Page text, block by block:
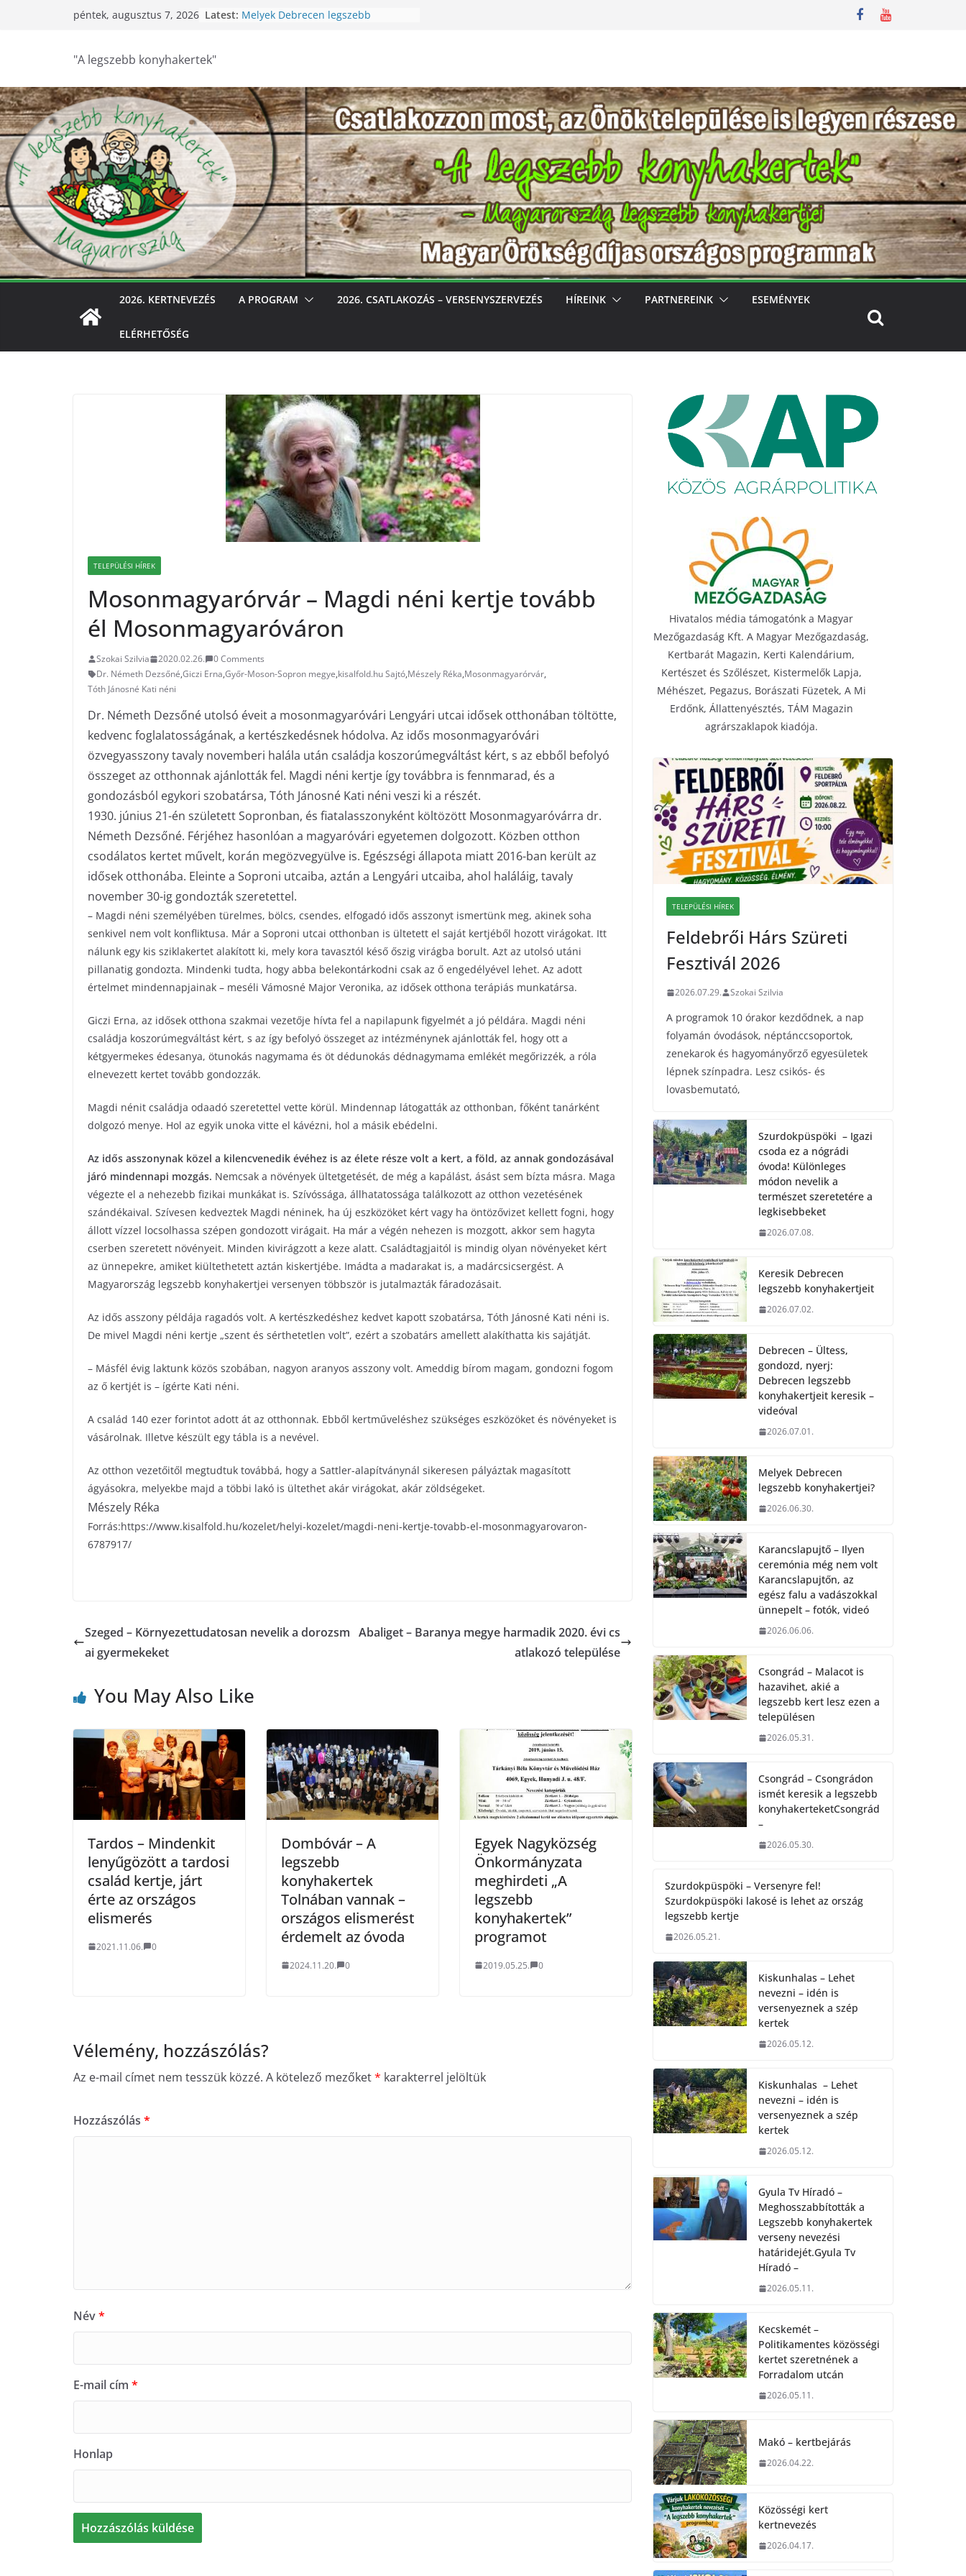
péntek, augusztus 7, 2026 Latest: Melyek Debrecen legszebb
nógrádi óvoda! Különleges módon
nevelik a természet szeretetére a
legkisebbeket
Keresik Debrecen legszebb
konyhakertjeit
Debrecen – Ültess, gondozd, nyerj:
Debrecen legszebb konyhakertjeit
keresik – videóval
"A legszebb konyhakertek"
2026. KERTNEVEZÉS A PROGRAM 2026. CSATLAKOZÁS – VERSENYSZERVEZÉS HÍREINK PARTNEREINK ESEMÉNYEK
ELÉRHETŐSÉG
TELEPÜLÉSI HÍREK
Mosonmagyarórvár – Magdi néni kertje tovább
él Mosonmagyaróváron
Szokai Szilvia 2020.02.26.
0 Comments
Dr. Németh Dezsőné,Giczi Erna,Győr-Moson-Sopron megye,kisalfold.hu Sajtó,Mészely Réka,Mosonmagyarórvár,
Tóth Jánosné Kati néni
Dr. Németh Dezsőné utolsó éveit a mosonmagyaróvári Lengyári utcai idősek otthonában töltötte,
kedvenc foglalatosságának, a kertészkedésnek hódolva. Az idős mosonmagyar­óvári
özvegyasszony tavaly novemberi halála után családja koszorúmegváltást kért, s az ebből befolyó
összeget az otthonnak ajánlották fel. Magdi néni kertje így továbbra is fennmarad, és a
gondozásból egykori szobatársa, Tóth Jánosné Kati néni veszi ki a részét.
1930. június 21-én született Sopronban, és fiatalasszonyként költözött Mosonmagyar­óvárra dr.
Németh Dezsőné. Férjéhez hasonlóan a magyar­óvári egyetemen dolgozott. Közben otthon
csodálatos kertet művelt, korán megözvegyülve is. Egészségi állapota miatt 2016-ban került az
idősek otthonába. Eleinte a Soproni utcaiba, aztán a Lengyári utcaiba, ahol haláláig, tavaly
november 30-ig gondozták szeretettel.
– Magdi néni személyében türelmes, bölcs, csendes, elfogadó idős asszonyt ismertünk meg, akinek soha
senkivel nem volt konfliktusa. Már a Soproni utcai otthonban is ültetett el saját kertjéből hozott virágokat. Itt
nálunk egy kis sziklakertet alakított ki, mely kora tavasztól késő őszig virágba borult. Azt az utolsó utáni
pillanatig gondozta. Mindenki tudta, hogy abba belekontárkodni csak az ő engedélyével lehet. Az adott
értelmet mindennapjainak – meséli Vámosné Major Veronika, az idősek otthona terápiás munkatársa.
Giczi Erna, az idősek otthona szakmai vezetője hívta fel a napilapunk figyelmét a jó példára. Magdi néni
családja koszorúmegváltást kért, s az így befolyó összeget az intézménynek ajánlották fel, hogy ott a
kétgyermekes édesanya, öt­­unokás nagymama és öt déd­unokás dédnagymama emlékét megőrizzék, a róla
elnevezett kertet tovább gondozzák.
Magdi nénit családja odaadó szeretettel vette körül. Mindennap látogatták az otthonban, főként tanárként
dolgozó menye. Hol az egyik unoka vitte el kávézni, hol a másik ebédelni.
Az idős asszonynak közel a kilencvenedik évéhez is az élete része volt a kert, a föld, az annak gondozásával
járó mindennapi mozgás. Nemcsak a növények ültetgetését, de még a kapálást, ásást sem bízta másra. Maga
végezte el a nehezebb fizikai munkákat is. Szívóssága, állhatatossága találkozott az otthon vezetésének
szándékaival. Szívesen kedveztek Magdi néninek, ha új eszközöket kért vagy ha öntözővizet kellett fogni, hogy
állott vízzel locsolhassa szépen gondozott virágait. Ha már a végén nehezen is mozgott, akkor sem hagyta
cserben szeretett növényeit. Minden kivirágzott a keze alatt. Családtagjaitól is mindig olyan növényeket kért
az ünnepekre, amiket kiültethetett aztán kiskertjébe. Imádta a madarakat is, a madárcsicsergést. A
Magyarország legszebb konyhakertjei versenyen többször is jutalmazták fáradozásait.
Az idős asszony példája ragadós volt. A kertészkedéshez kedvet kapott szobatársa, Tóth Jánosné Kati néni is.
De mivel Magdi néni kertje „szent és sérthetetlen volt”, ezért a szobatárs amellett alakíthatta kis sajátját.
– Másfél évig laktunk közös szobában, nagyon aranyos asszony volt. Ameddig bírom magam, gondozni fogom
az ő kertjét is – ígérte Kati néni.
A család 140 ezer forintot adott át az otthonnak. Ebből kertműveléshez szükséges eszközöket és növényeket is
vásárolnak. Illetve készült egy tábla is a nevével.
Az otthon vezetőitől megtudtuk továbbá, hogy a Sattler-alapítványnál sikeresen pályáztak magasított
ágyásokra, melyekbe majd a többi lakó is ültethet akár virágokat, akár zöldségeket.
Mészely Réka
Forrás:https://www.kisalfold.hu/kozelet/helyi-kozelet/magdi-neni-kertje-tovabb-el-mosonmagyarovaron-
6787917/
Szeged – Környezettudatosan nevelik a dorozsm
ai gyermekeket
Abaliget – Baranya megye harmadik 2020. évi cs
atlakozó települése
You May Also Like
Tardos – Mindenkit
lenyűgözött a tardosi
család kertje, járt
érte az országos
elismerés
2021.11.06. 0
Dombóvár – A
legszebb
konyhakertek
Tolnában vannak –
országos elismerést
érdemelt az óvoda
2024.11.20. 0
Egyek Nagyközség
Önkormányzata
meghirdeti „A
legszebb
konyhakertek”
programot
2019.05.25. 0
Vélemény, hozzászólás?
Az e-mail címet nem tesszük közzé. A kötelező mezőket* karakterrel jelöltük
Hozzászólás *
Név*
E-mail cím *
Honlap
Hivatalos média támogatónk a Magyar
Mezőgazdaság Kft. A Magyar Mezőgazdaság,
Kertbarát Magazin, Kerti Kalendárium,
Kertészet és Szőlészet, Kistermelők Lapja,
Méhészet, Pegazus, Borászati Füzetek, A Mi
Erdőnk, Állattenyésztés, TÁM Magazin
agrárszaklapok kiadója.
TELEPÜLÉSI HÍREK
Feldebrői Hárs Szüreti
Fesztivál 2026
2026.07.29. Szokai Szilvia
A programok 10 órakor kezdődnek, a nap
folyamán óvodások, néptánccsoportok,
zenekarok és hagyományőrző egyesületek
lépnek színpadra. Lesz csikós- és
lovasbemutató,
Szurdokpüspöki – Igazi
csoda ez a nógrádi
óvoda! Különleges
módon nevelik a
természet szeretetére a
legkisebbeket
2026.07.08.
Keresik Debrecen
legszebb konyhakertjeit
2026.07.02.
Debrecen – Ültess,
gondozd, nyerj:
Debrecen legszebb
konyhakertjeit keresik –
videóval
2026.07.01.
Melyek Debrecen
legszebb konyhakertjei?
2026.06.30.
Karancslapujtő – Ilyen
ceremónia még nem volt
Karancslapujtőn, az
egész falu a vadászokkal
ünnepelt – fotók, videó
2026.06.06.
Csongrád – Malacot is
hazavihet, akié a
legszebb kert lesz ezen a
településen
2026.05.31.
Csongrád – Csongrádon
ismét keresik a legszebb
konyhakerteketCsongrád
–
2026.05.30.
Szurdokpüspöki – Versenyre fel!
Szurdokpüspöki lakosé is lehet az ország
legszebb kertje
2026.05.21.
Kiskunhalas – Lehet
nevezni – idén is
versenyeznek a szép
kertek
2026.05.12.
Kiskunhalas – Lehet
nevezni – idén is
versenyeznek a szép
kertek
2026.05.12.
Gyula Tv Híradó –
Meghosszabbították a
Legszebb konyhakertek
verseny nevezési
határidejét.Gyula Tv
Híradó –
2026.05.11.
Kecskemét –
Politikamentes közösségi
kertet szeretnének a
Forradalom utcán
2026.05.11.
Makó – kertbejárás
2026.04.22.
Közösségi kert
kertnevezés
2026.04.17.